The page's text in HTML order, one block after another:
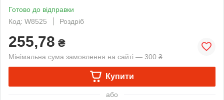
Готово до відправки
Код: W8525
Роздріб
255,78 ₴
Мінімальна сума замовлення на сайті — 300 ₴
Купити
або